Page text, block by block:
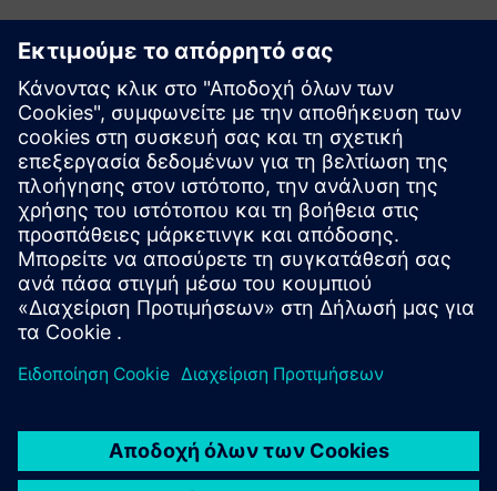
Πρόσθετες πληροφορίες και πόροι
Ακαδημία CLEVR | Επισκόπηση
Ακαδημία CLEVR | Σύντομο μάθημα PLM
Ακαδημία CLEVR | Ανάλυση πεπερασμένων στοιχείων NX
CLEVR Acedemy | Ανάλυση πεπερασμένων στοιχείων
στερεών άκρων
Προαπαιτούμενα